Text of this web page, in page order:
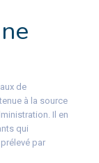
de
à la source
Il en
qui
par